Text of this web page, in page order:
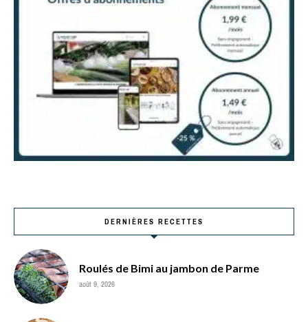
DERNIÈRES RECETTES
Roulés de Bimi au jambon de Parme
août 9, 2026